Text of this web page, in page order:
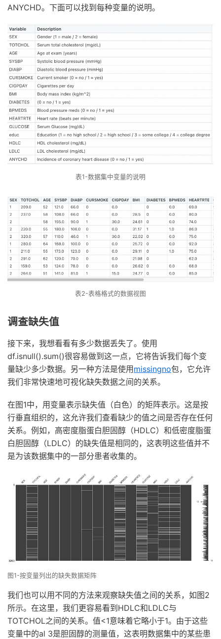
ANYCHD。下面可以找到每种变量的说明。
表1-数据集中变量的说明
表2-表格格式的数据视图
调查缺失值
接下来，我想看看有多少数据丢失了。使用
df.isnull().sum()很容易做到这一点，它将告诉我们每个变
量缺少多少数据。另一种方法是使用missingno包，它允许
我们非常快速地可视化缺失数据之间的关系。
在图1中，用变量表示缺失值（白色）的矩阵表示。这是按
行垂直组织的，这允许我们查看缺少的值之间是否存在任何
关系。例如，高密度脂蛋白胆固醇（HDLC）和低密度脂蛋
白胆固醇（LDLC）的缺失值是相同的，这表明这些值并不
是为该数据集中的一部分患者收集的。
图1-按变量列出的缺失数据矩阵
我们也可以用不同的方法来观察缺失值之间的关系，如图2
所示。在这里，我们更容易看到HDLC和LDLC与
TOTCHOL之间的关系。值<1意味着它略小于1。由于这些
变量中的al 3是胆固醇的测量值，这表明数据集中的某些患